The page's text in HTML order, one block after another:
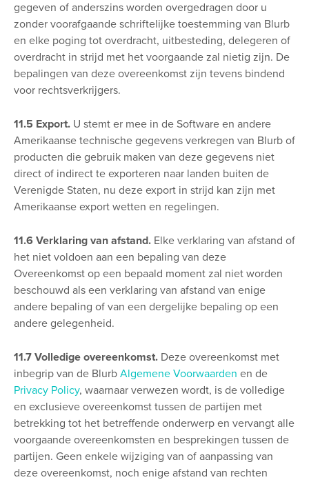
gegeven of anderszins worden overgedragen door u
zonder voorafgaande schriftelijke toestemming van Blurb
en elke poging tot overdracht, uitbesteding, delegeren of
overdracht in strijd met het voorgaande zal nietig zijn. De
bepalingen van deze overeenkomst zijn tevens bindend
voor rechtsverkrijgers.
11.5 Export. U stemt er mee in de Software en andere
Amerikaanse technische gegevens verkregen van Blurb of
producten die gebruik maken van deze gegevens niet
direct of indirect te exporteren naar landen buiten de
Verenigde Staten, nu deze export in strijd kan zijn met
Amerikaanse export wetten en regelingen.
11.6 Verklaring van afstand. Elke verklaring van afstand of
het niet voldoen aan een bepaling van deze
Overeenkomst op een bepaald moment zal niet worden
beschouwd als een verklaring van afstand van enige
andere bepaling of van een dergelijke bepaling op een
andere gelegenheid.
11.7 Volledige overeenkomst. Deze overeenkomst met
inbegrip van de Blurb Algemene Voorwaarden en de
Privacy Policy, waarnaar verwezen wordt, is de volledige
en exclusieve overeenkomst tussen de partijen met
betrekking tot het betreffende onderwerp en vervangt alle
voorgaande overeenkomsten en besprekingen tussen de
partijen. Geen enkele wijziging van of aanpassing van
deze overeenkomst, noch enige afstand van rechten